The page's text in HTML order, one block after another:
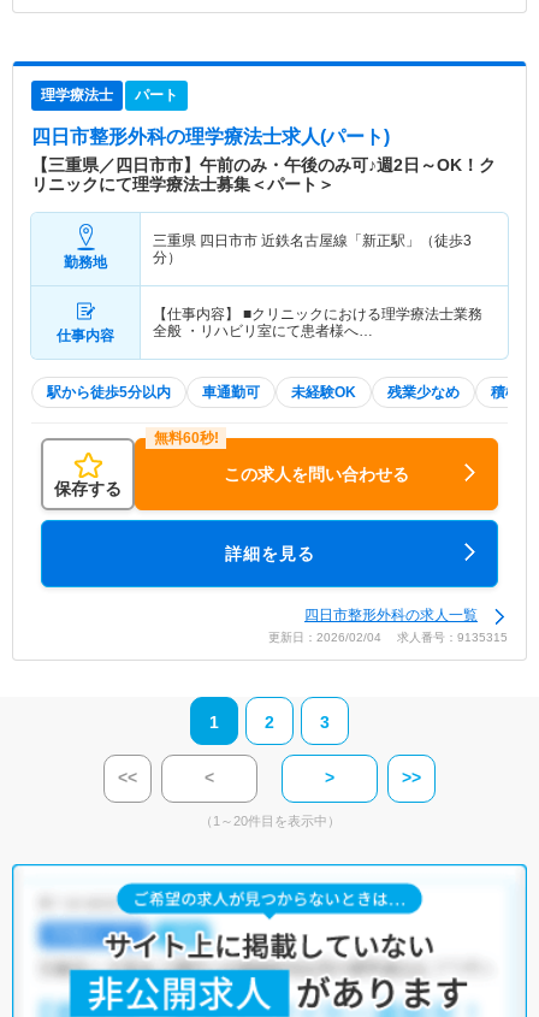
理学療法士 パート
四日市整形外科の理学療法士求人(パート)
【三重県／四日市市】午前のみ・午後のみ可♪週2日～OK！ク
リニックにて理学療法士募集＜パート＞
勤務地
三重県 四日市市 近鉄名古屋線「新正駅」（徒歩3
分）
仕事内容
【仕事内容】 ■クリニックにおける理学療法士業務
全般 ・リハビリ室にて患者様へ…
駅から徒歩5分以内 車通勤可 未経験OK 残業少なめ 積極採
保存する
この求人を問い合わせる
詳細を見る
四日市整形外科の求人一覧
更新日：2026/02/04 求人番号：9135315
1 2 3
<< < > >>
（1～20件目を表示中）